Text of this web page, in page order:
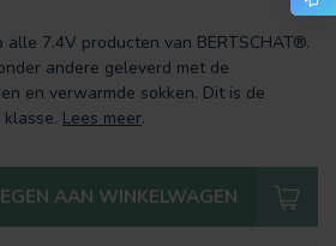
7.4V producten van BERTSCHAT®.
andere geleverd met de
en verwarmde sokken. Dit is de
Lees meer.
AAN WINKELWAGEN